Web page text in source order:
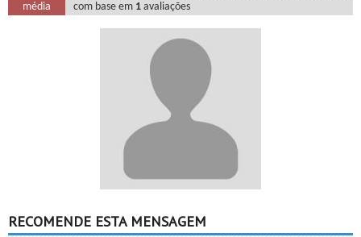
média com base em 1 avaliações
RECOMENDE ESTA MENSAGEM